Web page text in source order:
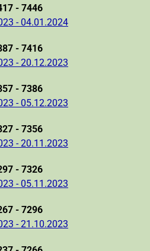
- 7446
- 04.01.2024
- 7416
- 20.12.2023
- 7386
- 05.12.2023
- 7356
- 20.11.2023
- 7326
- 05.11.2023
- 7296
- 21.10.2023